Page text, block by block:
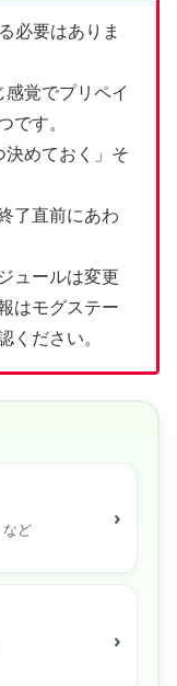
必要はありま
覚でプリペイ
です。
決めておく」そ
了直前にあわ
ュールは変更
はモグステー
ください。
など ›
›